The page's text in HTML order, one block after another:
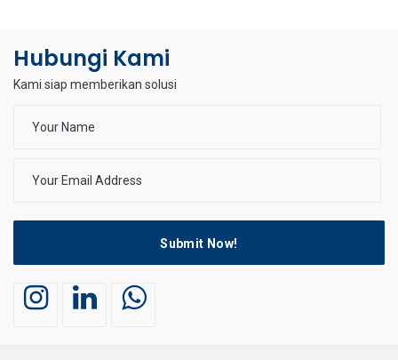
Hubungi Kami
Kami siap memberikan solusi
Submit Now!